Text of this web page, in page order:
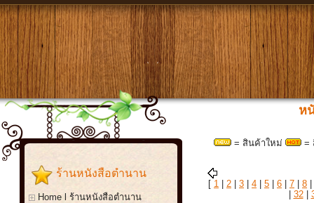
ร้านหนังสือตำนาน
Home l ร้านหนังสือตำนาน
ห
= สินค้าใหม่ =
[ 1 2 3 4 5 6 7 8
32|